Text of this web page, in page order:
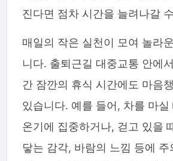
진다면 점차 시간을 늘려나갈
매일의 작은 실천이 모여 놀라
니다. 출퇴근길 대중교통 안에
간 잠깐의 휴식 시간에도 마음
있습니다. 예를 들어, 차를 마실
온기에 집중하거나, 걷고 있을
닿는 감각, 바람의 느낌 등에 주